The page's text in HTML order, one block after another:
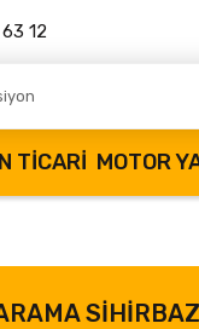
12
TICARI MOTOR